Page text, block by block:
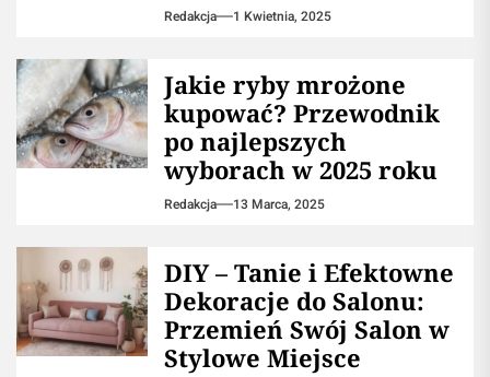
Redakcja 1 Kwietnia, 2025
Jakie ryby mrożone
kupować? Przewodnik
po najlepszych
wyborach w 2025 roku
Redakcja 13 Marca, 2025
DIY – Tanie i Efektowne
Dekoracje do Salonu:
Przemień Swój Salon w
Stylowe Miejsce